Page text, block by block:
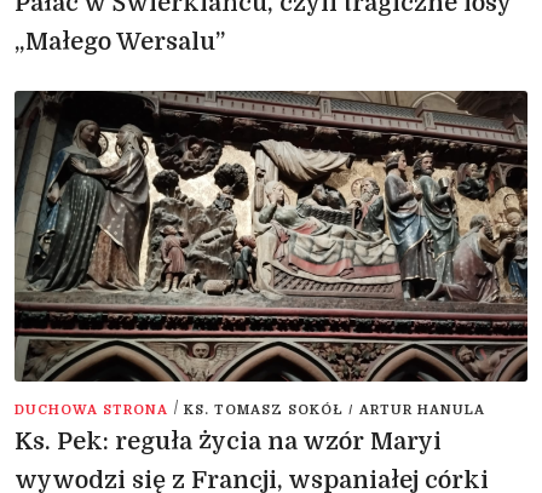
„Małego Wersalu”
DUCHOWA STRONA / KS. TOMASZ SOKÓŁ / ARTUR HANULA
Ks. Pek: reguła życia na wzór Maryi
wywodzi się z Francji, wspaniałej córki